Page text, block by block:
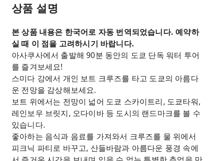
상품 설명
본 상품 내용은 한국어로 자동 번역되었습니다. 예약하
실 때 이 점을 고려하시기 바랍니다.
아사쿠사에서 출발해 90분 동안의 도쿄 단독 워터 투어
를 즐겨보세요!
스미다 강에서 개인 보트 크루즈를 타고 도쿄의 아름다
운 전망을 감상해보세요.
보트 위에서는 전망이 넓어 도쿄 스카이트리, 도쿄타워,
레인보우 브릿지, 오다이바 등 도시의 랜드마크를 볼 수
있습니다.
좋아하는 음식과 음료를 가져와서 크루즈를 물 위에서
피크닉 파티로 바꾸고, 산들바람과 아름다운 풍경 속에